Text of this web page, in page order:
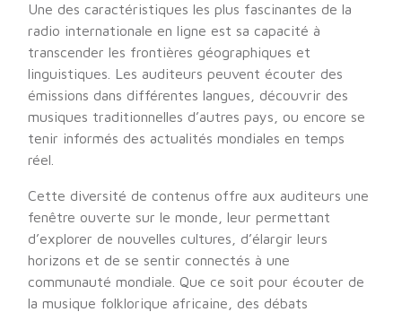
Une des caractéristiques les plus fascinantes de la
radio internationale en ligne est sa capacité à
transcender les frontières géographiques et
linguistiques. Les auditeurs peuvent écouter des
émissions dans différentes langues, découvrir des
musiques traditionnelles d’autres pays, ou encore se
tenir informés des actualités mondiales en temps
réel.
Cette diversité de contenus offre aux auditeurs une
fenêtre ouverte sur le monde, leur permettant
d’explorer de nouvelles cultures, d’élargir leurs
horizons et de se sentir connectés à une
communauté mondiale. Que ce soit pour écouter de
la musique folklorique africaine, des débats